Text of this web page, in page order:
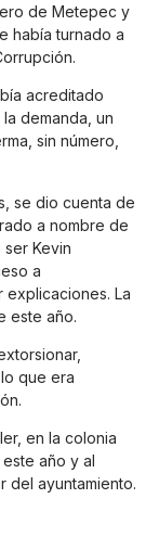
de Metepec y
había turnado a
acreditado
demanda, un
sin número,
se dio cuenta de
a nombre de
Kevin
a
La
este año.
que era
en la colonia
año y al
del ayuntamiento.